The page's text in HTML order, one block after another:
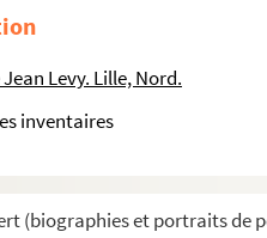
Levy. Lille, Nord.
inventaires
(biographies et portraits de
Coombes